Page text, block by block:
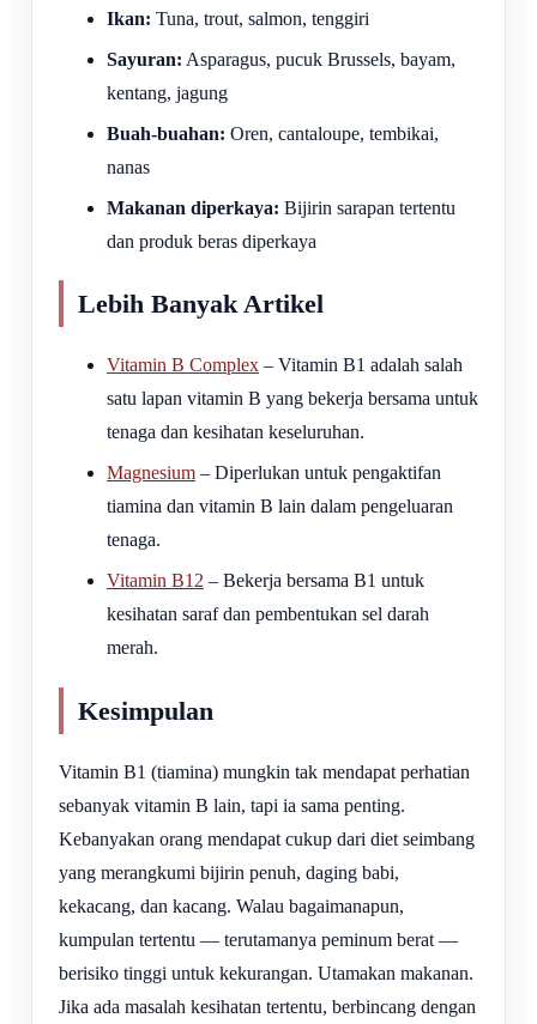
Ikan: Tuna, trout, salmon, tenggiri
Sayuran: Asparagus, pucuk Brussels, bayam,
kentang, jagung
Buah-buahan: Oren, cantaloupe, tembikai,
nanas
Makanan diperkaya: Bijirin sarapan tertentu
dan produk beras diperkaya
Lebih Banyak Artikel
Vitamin B Complex – Vitamin B1 adalah salah
satu lapan vitamin B yang bekerja bersama untuk
tenaga dan kesihatan keseluruhan.
Magnesium – Diperlukan untuk pengaktifan
tiamina dan vitamin B lain dalam pengeluaran
tenaga.
Vitamin B12 – Bekerja bersama B1 untuk
kesihatan saraf dan pembentukan sel darah
merah.
Kesimpulan
Vitamin B1 (tiamina) mungkin tak mendapat perhatian
sebanyak vitamin B lain, tapi ia sama penting.
Kebanyakan orang mendapat cukup dari diet seimbang
yang merangkumi bijirin penuh, daging babi,
kekacang, dan kacang. Walau bagaimanapun,
kumpulan tertentu — terutamanya peminum berat —
berisiko tinggi untuk kekurangan. Utamakan makanan.
Jika ada masalah kesihatan tertentu, berbincang dengan